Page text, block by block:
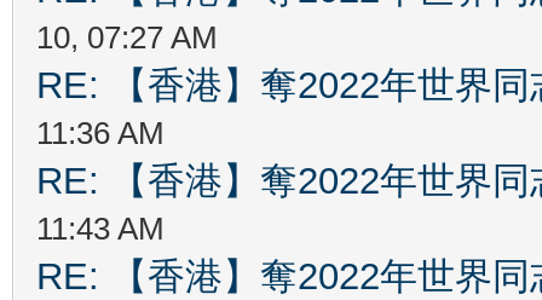
10, 07:27 AM
RE: 【香港】奪2022年世界
11:36 AM
RE: 【香港】奪2022年世界
11:43 AM
RE: 【香港】奪2022年世界